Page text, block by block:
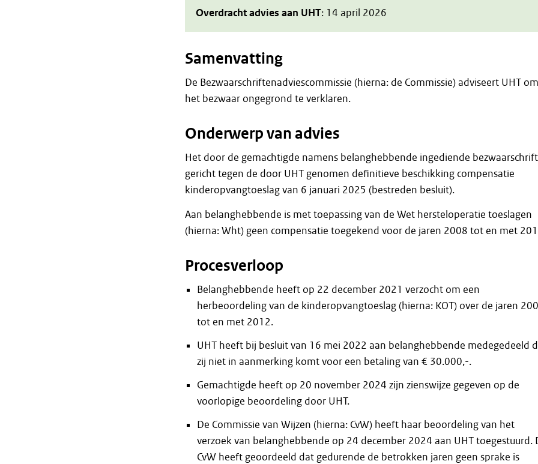
Overdracht advies aan UHT: 14 april 2026
Samenvatting
De Bezwaarschriftenadviescommissie (hierna: de Commissie) adviseert UHT om
het bezwaar ongegrond te verklaren.
Onderwerp van advies
Het door de gemachtigde namens belanghebbende ingediende
gericht tegen de door UHT genomen definitieve beschikking compensatie
kinderopvangtoeslag van 6 januari 2025 (bestreden besluit).
Aan belanghebbende is met toepassing van de Wet hersteloperatie toeslagen
(hierna: Wht) geen compensatie toegekend voor de jaren 2008 tot en met
Procesverloop
Belanghebbende heeft op 22 december 2021 verzocht om een
herbeoordeling van de kinderopvangtoeslag (hierna: KOT) over de jaren
tot en met 2012.
UHT heeft bij besluit van 16 mei 2022 aan belanghebbende medegedeeld
zij niet in aanmerking komt voor een betaling van € 30.000,-.
Gemachtigde heeft op 20 november 2024 zijn zienswijze gegeven op de
voorlopige beoordeling door UHT.
De Commissie van Wijzen (hierna: CvW) heeft haar beoordeling van het
verzoek van belanghebbende op 24 december 2024 aan UHT toegestuurd.
CvW heeft geoordeeld dat gedurende de betrokken jaren geen sprake is